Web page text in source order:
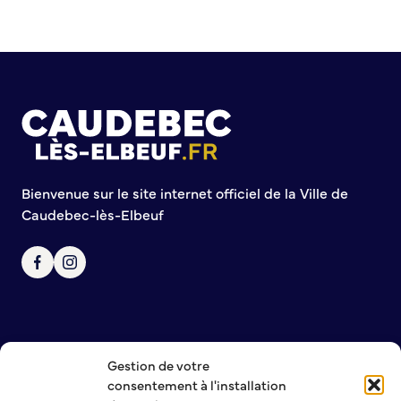
Gestion de votre
consentement à l'installation
Bienvenue sur le site internet officiel de la Ville de
Caudebec-lès-Elbeuf
NOUS CONTACTER
MENTIONS LÉGALES
Journal municipal
La Métropole de Rouen Normandie
Le Département de la Seine-Maritime
Culture
Espace Bourvil
Médiathèque Boris Vian
Vie associative
Attribution de subventions